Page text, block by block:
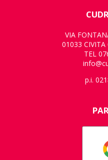
VIA
01033 CIVITA
TEL
p.i.